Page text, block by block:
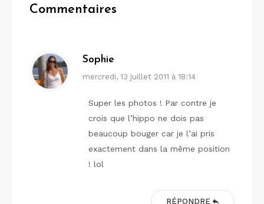
Commentaires
Sophie
mercredi, 13 juillet 2011 à 18:14
Super les photos ! Par contre je
crois que l’hippo ne dois pas
beaucoup bouger car je l’ai pris
exactement dans la même position
! lol
RÉPONDRE